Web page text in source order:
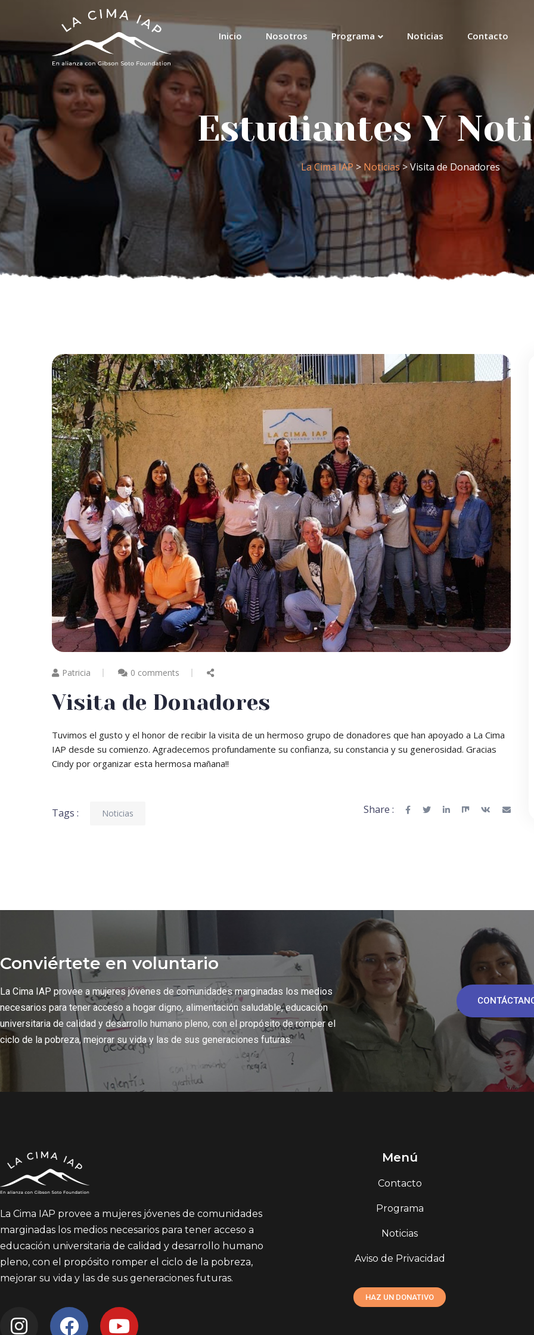
Inicio Nosotros Programa Noticias Contacto
Estudiantes Y
La Cima IAP> Noticias> Visita de Donadores
Patricia 0 comments
Visita de Donadores
Tuvimos el gusto y el honor de recibir la visita de un hermoso grupo de donadores que han apoyado a La Cima
IAP desde su comienzo. Agradecemos profundamente su confianza, su constancia y su generosidad. Gracias
Cindy por organizar esta hermosa mañana!!
Tags : Noticias Share :
Conviértete en voluntario
La Cima IAP provee a mujeres jóvenes de comunidades marginadas los medios
necesarios para tener acceso a hogar digno, alimentación saludable, educación
universitaria de calidad y desarrollo humano pleno, con el propósito de romper el
ciclo de la pobreza, mejorar su vida y las de sus generaciones futuras.
La Cima IAP provee a mujeres jóvenes de comunidades
marginadas los medios necesarios para tener acceso a
educación universitaria de calidad y desarrollo humano
pleno, con el propósito romper el ciclo de la pobreza,
mejorar su vida y las de sus generaciones futuras.
Menú
Contacto
Programa
Noticias
Aviso de Privacidad
HAZ UN DONATIVO